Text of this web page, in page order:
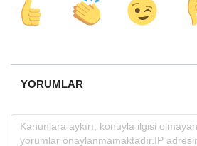
YORUMLAR